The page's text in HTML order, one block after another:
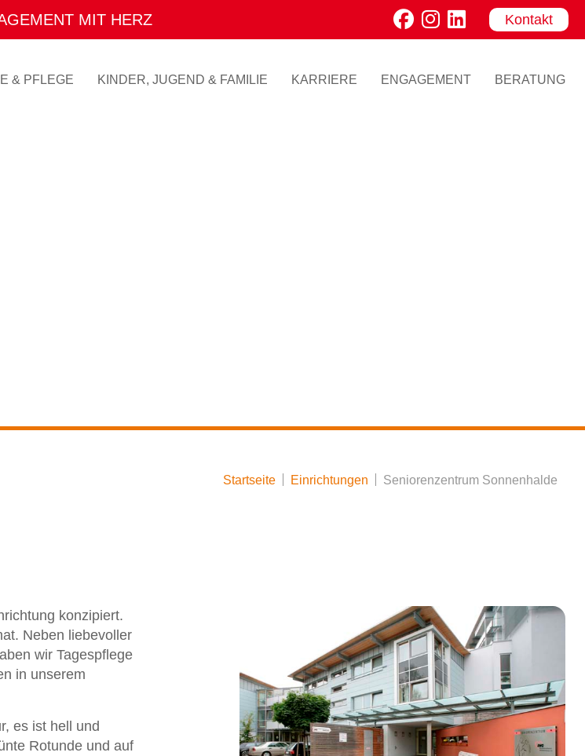
MIT HERZ Kontakt
& PFLEGE KINDER, JUGEND & FAMILIE KARRIERE ENGAGEMENT BERATUNG
Startseite Einrichtungen Seniorenzentrum Sonnenhalde
konzipiert.
Neben liebevoller
wir Tagespflege
in unserem
es ist hell und
Rotunde und auf